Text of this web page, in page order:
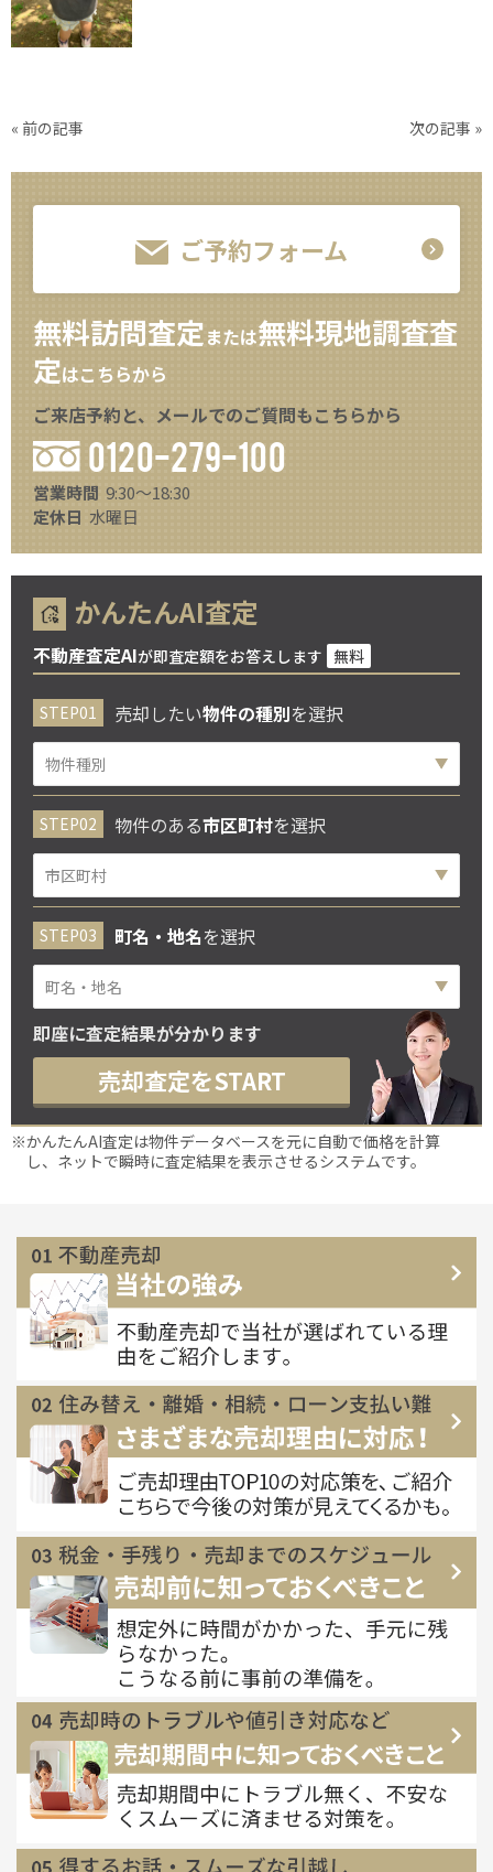
« 前の記事 次の記事 »
ご予約フォーム
無料訪問査定または無料現地調査査
定はこちらから
ご来店予約と、メールでのご質問もこちらから
0120-279-100
営業時間 9:30～18:30
定休日 水曜日
かんたんAI査定
不動産査定AIが即査定額をお答えします 無料
売却したい物件の種別を選択
物件のある市区町村を選択
町名・地名を選択
即座に査定結果が分かります
売却査定をSTART
※かんたんAI査定は物件データベースを元に自動で価格を計算
し、ネットで瞬時に査定結果を表示させるシステムです。